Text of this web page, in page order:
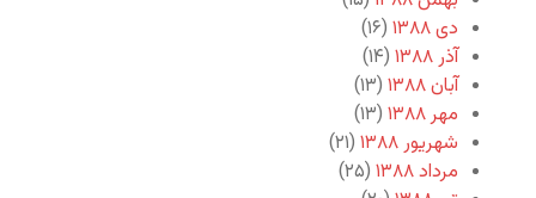
دی ۱۳۸۸
(۱۶)
آذر ۱۳۸۸
(۱۴)
آبان ۱۳۸۸
(۱۳)
مهر ۱۳۸۸
(۱۳)
شهریور ۱۳۸۸
(۲۱)
مرداد ۱۳۸۸
(۲۵)